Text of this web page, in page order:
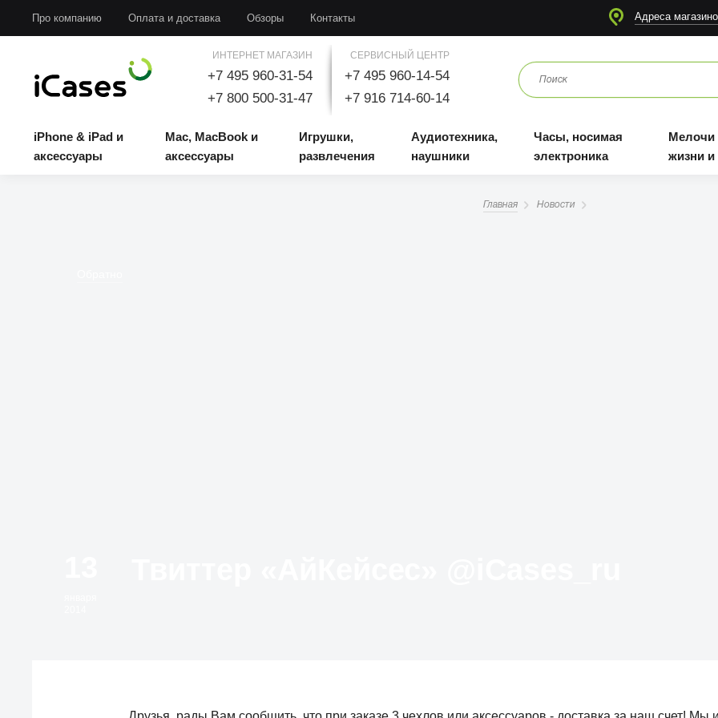
Про компанию Оплата и доставка Обзоры Контакты Адреса
ИНТЕРНЕТ МАГАЗИН
+7 495 960-31-54
+7 800 500-31-47
СЕРВИСНЫЙ ЦЕНТР
+7 495 960-14-54
+7 916 714-60-14
iPhone & iPad и
аксессуары
Mac, MacBook и
аксессуары
Игрушки,
развлечения
Аудиотехника,
наушники
Часы, носимая
электроника
Мелочи
жизни
Главная Новости